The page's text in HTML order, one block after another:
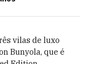
vilas de luxo
Bunyola, que é